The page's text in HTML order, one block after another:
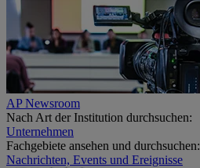
AP Newsroom
Nach Art der Institution durchsuchen:
Unternehmen
Fachgebiete ansehen und durchsuchen:
Nachrichten, Events und Ereignisse